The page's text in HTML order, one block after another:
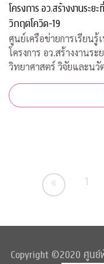
โครงการ อว.สร้างงานระ
วิกฤตโควิด-19
ศูนย์เครือข่ายการเรียน
โครงการ อว.สร้างงานร
วิทยาศาสตร์ วิจัยและนวั
ระทบจากสถานการณ์วิก
จำนวน 200 อัตรา
« 1
Copyright ©2020 ศูน